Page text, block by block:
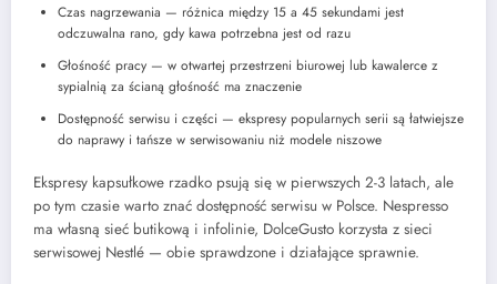
Czas nagrzewania — różnica między 15 a 45 sekundami jest
odczuwalna rano, gdy kawa potrzebna jest od razu
Głośność pracy — w otwartej przestrzeni biurowej lub kawalerce z
sypialnią za ścianą głośność ma znaczenie
Dostępność serwisu i części — ekspresy popularnych serii są łatwiejsze
do naprawy i tańsze w serwisowaniu niż modele niszowe
Ekspresy kapsułkowe rzadko psują się w pierwszych 2-3 latach, ale
po tym czasie warto znać dostępność serwisu w Polsce. Nespresso
ma własną sieć butikową i infolinie, DolceGusto korzysta z sieci
serwisowej Nestlé — obie sprawdzone i działające sprawnie.